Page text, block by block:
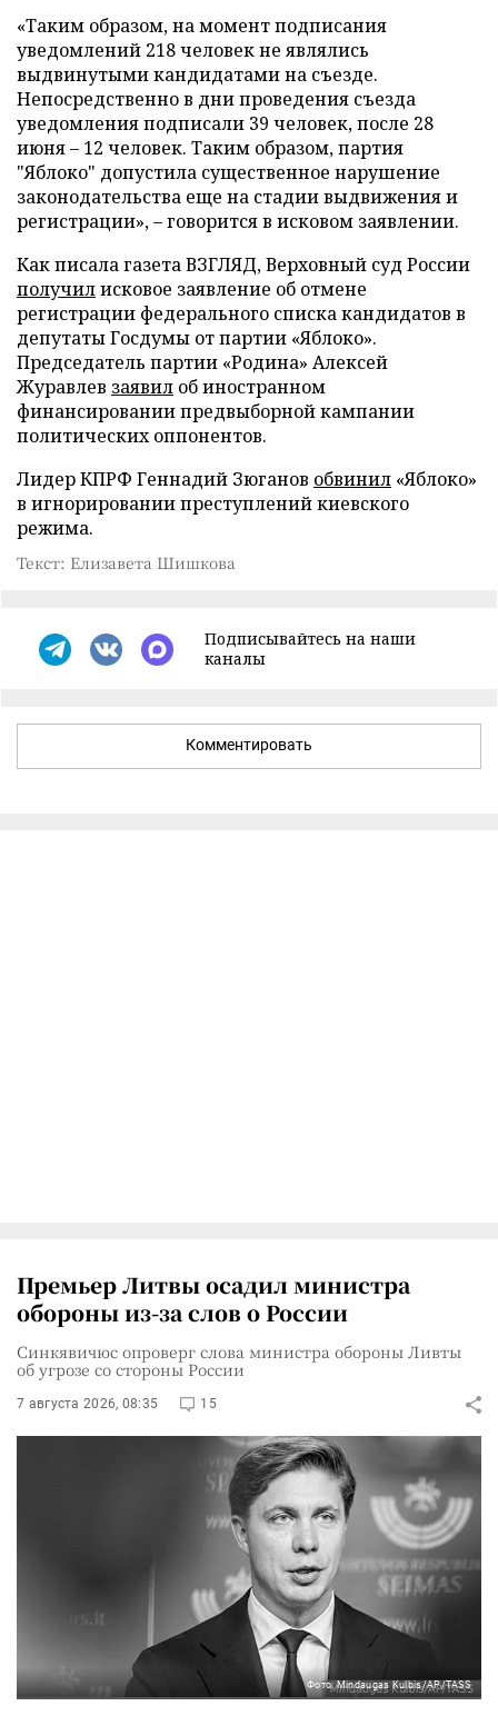
«Таким образом, на момент подписания
уведомлений 218 человек не являлись
выдвинутыми кандидатами на съезде.
Непосредственно в дни проведения съезда
уведомления подписали 39 человек, после 28
июня – 12 человек. Таким образом, партия
"Яблоко" допустила существенное нарушение
законодательства еще на стадии выдвижения и
регистрации», – говорится в исковом заявлении.
Как писала газета ВЗГЛЯД, Верховный суд России
получилисковое заявление об отмене
регистрации федерального списка кандидатов в
депутаты Госдумы от партии «Яблоко».
Председатель партии «Родина» Алексей
Журавлев заявил об иностранном
финансировании предвыборной кампании
политических оппонентов.
Лидер КПРФ Геннадий Зюганов обвинил «Яблоко»
в игнорировании преступлений киевского
режима.
Текст: Елизавета Шишкова
Подписывайтесь на наши
каналы
Комментировать
Премьер Литвы осадил министра
обороны из-за слов о России
Синкявичюс опроверг слова министра обороны Ливты
об угрозе со стороны России
7 августа 2026, 08:35 15
Фото: Mindaugas Kulbis/AP/TASS